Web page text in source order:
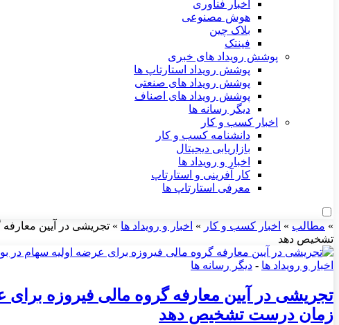
اخبار فناوری
هوش مصنوعی
بلاک چین
فینتک
پوشش رویداد های خبری
پوشش رویداد استارتاپ ها
پوشش رویداد های صنعتی
پوشش رویداد های اصناف
دیگر رسانه ها
اخبار کسب و کار
دانشنامه کسب و کار
بازاریابی دیجیتال
اخبار و رویداد ها
کار آفرینی و استارتاپ
معرفی استارتاپ ها
» مطالب » اخبار کسب و کار » اخبار و رویداد ها » تجریشی در آیین
تشخیص دهد
اخبار و رویداد ها - دیگر رسانه ها
تجریشی در آیین معارفه گروه مالی فیروزه
زمان درست تشخیص دهد